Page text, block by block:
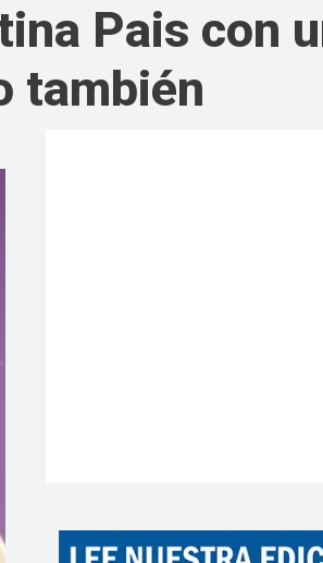
Pais con
también